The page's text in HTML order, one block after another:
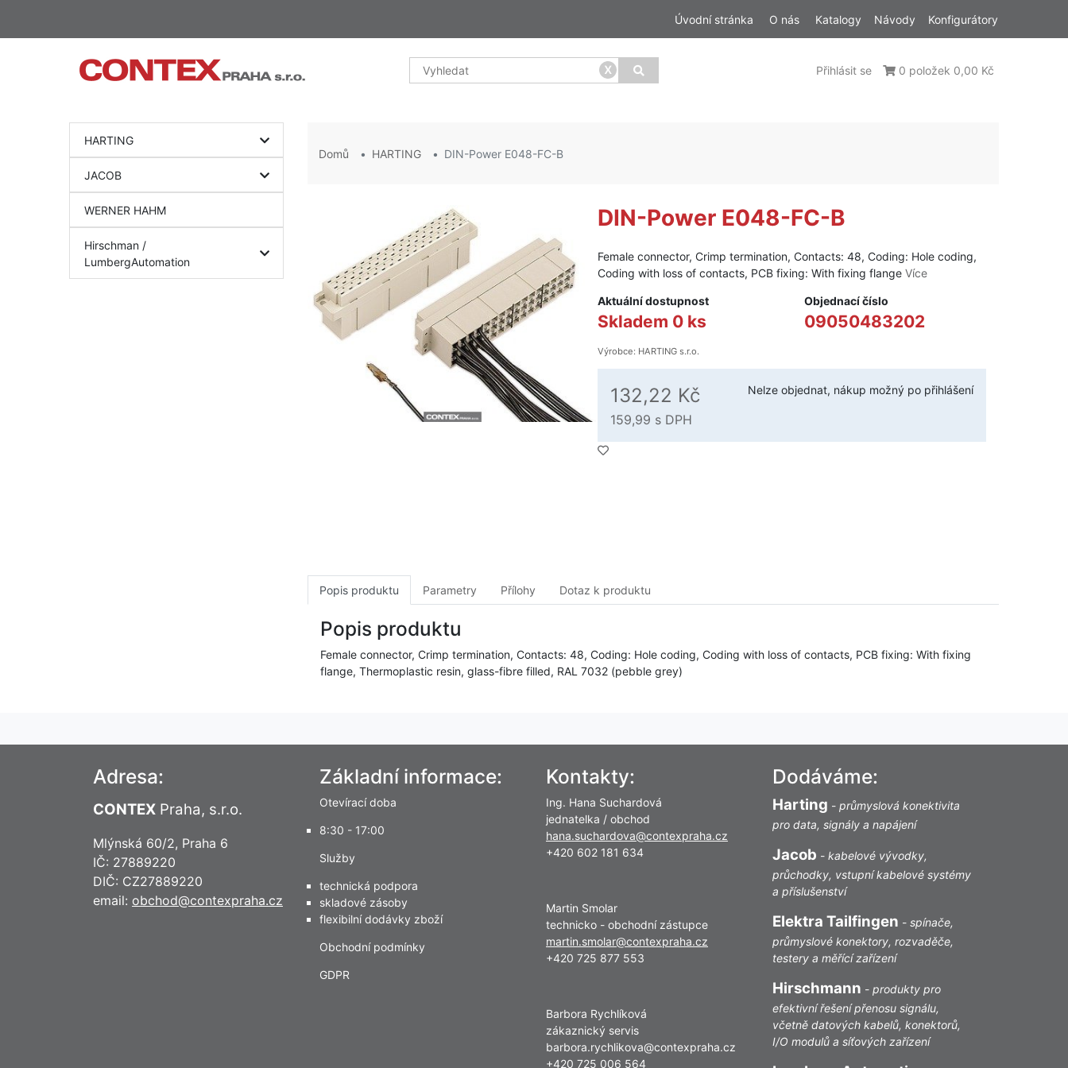
Úvodní stránka O nás Katalogy Návody Konfigurátory
x Přihlásit se 0 položek 0,00 Kč
HARTING
JACOB
WERNER HAHM
Hirschman /
LumbergAutomation
Domů HARTING DIN-Power E048-FC-B
DIN-Power E048-FC-B
Female connector, Crimp termination, Contacts: 48, Coding: Hole coding,
Coding with loss of contacts, PCB fixing: With fixing flangeVíce
Aktuální dostupnost
Skladem 0 ks
Objednací číslo
09050483202
Výrobce: HARTING s.r.o.
132,22 Kč
159,99 s DPH
Nelze objednat, nákup možný po přihlášení
Popis produktu Parametry Přílohy Dotaz k produktu
Popis produktu
Female connector, Crimp termination, Contacts: 48, Coding: Hole coding, Coding with loss of contacts, PCB fixing: With fixing
flange, Thermoplastic resin, glass-fibre filled, RAL 7032 (pebble grey)
Adresa:
CONTEX Praha, s.r.o.
Mlýnská 60/2, Praha 6
IČ: 27889220
DIČ: CZ27889220
email: obchod@contexpraha.cz
Základní informace:
Otevírací doba
8:30 - 17:00
Služby
technická podpora
skladové zásoby
flexibilní dodávky zboží
Obchodní podmínky
GDPR
Kontakty:
Ing. Hana Suchardová
jednatelka / obchod
hana.suchardova@contexpraha.cz
+420 602 181 634
Martin Smolar
technicko - obchodní zástupce
martin.smolar@contexpraha.cz
+420 725 877 553
Barbora Rychlíková
zákaznický servis
barbora.rychlikova@contexpraha.cz
+420 725 006 564
Dodáváme:
Harting - průmyslová konektivita
pro data, signály a napájení
Jacob - kabelové vývodky,
průchodky, vstupní kabelové systémy
a příslušenství
Elektra Tailfingen - spínače,
průmyslové konektory, rozvaděče,
testery a měřící zařízení
Hirschmann - produkty pro
efektivní řešení přenosu signálu,
včetně datových kabelů, konektorů,
I/O modulů a síťových zařízení